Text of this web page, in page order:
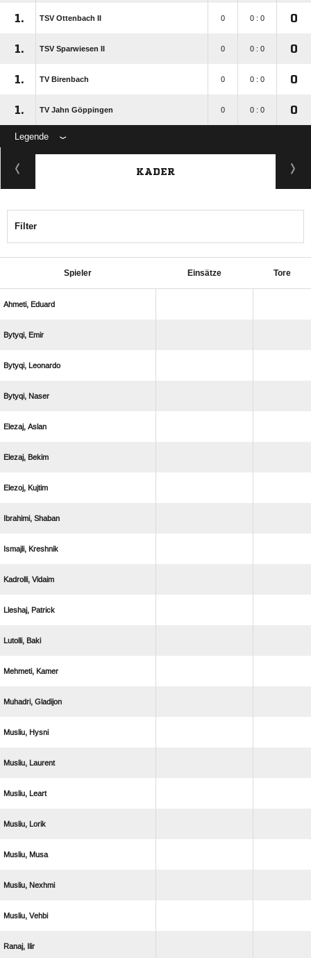
1. TSV Ottenbach II 0 0 : 0 0
1. TSV Sparwiesen II 0 0 : 0 0
1. TV Birenbach 0 0 : 0 0
1. TV Jahn Göppingen 0 0 : 0 0
Legende
KADER
Filter
Spieler Einsätze Tore
 
 
 
 
 
 
 
 
 
 
 
 
 
 
 
 
 
 
 
 
 
 